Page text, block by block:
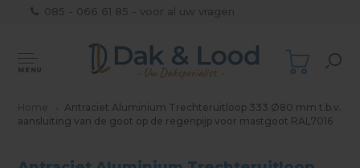
MENU
Antraciet Aluminium Trechteruitloop 333 Ø80 mm t.b.v.
aansluiting van de goot op de regenpijp voor mastgoot RAL7016